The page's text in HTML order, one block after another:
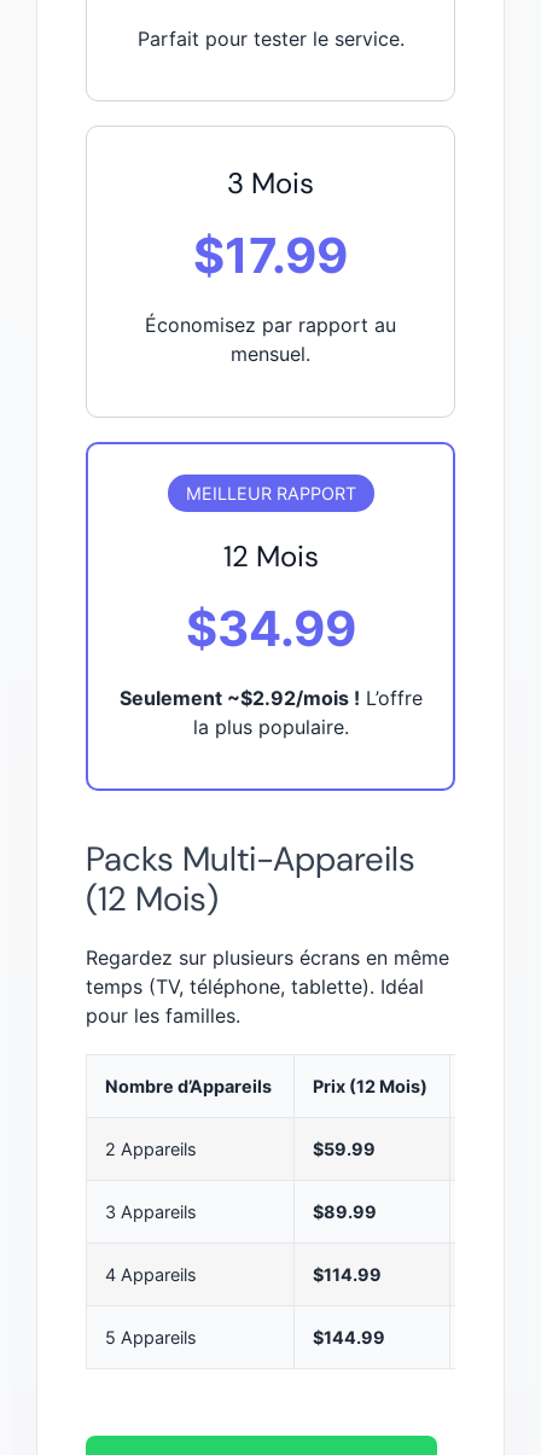
Parfait pour tester le service.
3 Mois
$17.99
Économisez par rapport au
mensuel.
MEILLEUR RAPPORT
12 Mois
$34.99
Seulement ~$2.92/mois ! L’offre
la plus populaire.
Packs Multi-Appareils
(12 Mois)
Regardez sur plusieurs écrans en même
temps (TV, téléphone, tablette). Idéal
pour les familles.
Nombre d’Appareils Prix (12 Mois)
2 Appareils $59.99
3 Appareils $89.99
4 Appareils $114.99
5 Appareils $144.99